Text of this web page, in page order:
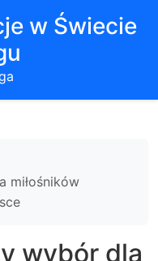
w Świecie
miłośników
wybór dla